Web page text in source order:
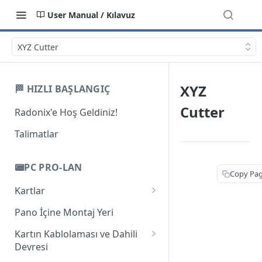
User Manual / Kılavuz
XYZ Cutter
🏁 HIZLI BAŞLANGIÇ
Radonix'e Hoş Geldiniz!
Talimatlar
📟PC PRO-LAN
Kartlar
Giriş
PC-Pro LAN 2A
PC-Pro LAN 3AS
Pano İçine Montaj Yeri
Kartın Kablolaması ve Dahili
Devresi
XYZ
Cutter
Copy